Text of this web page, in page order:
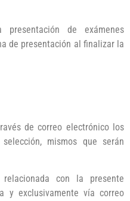
de exámenes
de presentación al finalizar la
de correo electrónico los
mismos que serán
con la presente
y exclusivamente vía correo